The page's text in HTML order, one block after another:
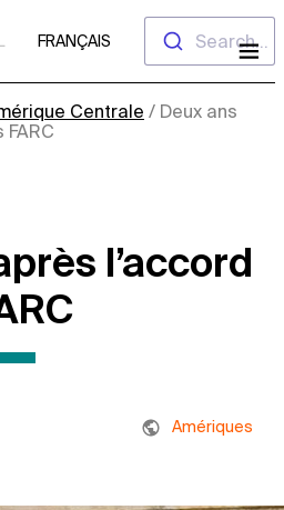
FRANÇAIS Search...
Centrale / Deux ans
l’accord
Amériques